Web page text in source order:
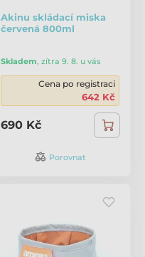
Akinu skládací miska
červená 800ml
Skladem, zítra 9. 8. u vás
Cena po registraci
642 Kč
690 Kč
Porovnat